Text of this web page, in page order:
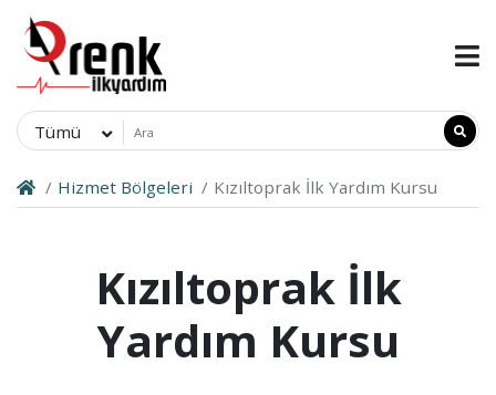
Tümü
Hizmet Bölgeleri Kızıltoprak İlk Yardım Kursu
Kızıltoprak İlk
Yardım Kursu